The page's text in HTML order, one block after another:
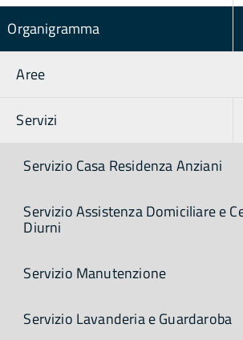
Organigramma
Aree
Servizi
Servizio Casa Residenza Anziani
Servizio Assistenza Domiciliare e
Diurni
Servizio Manutenzione
Servizio Lavanderia e Guardaroba